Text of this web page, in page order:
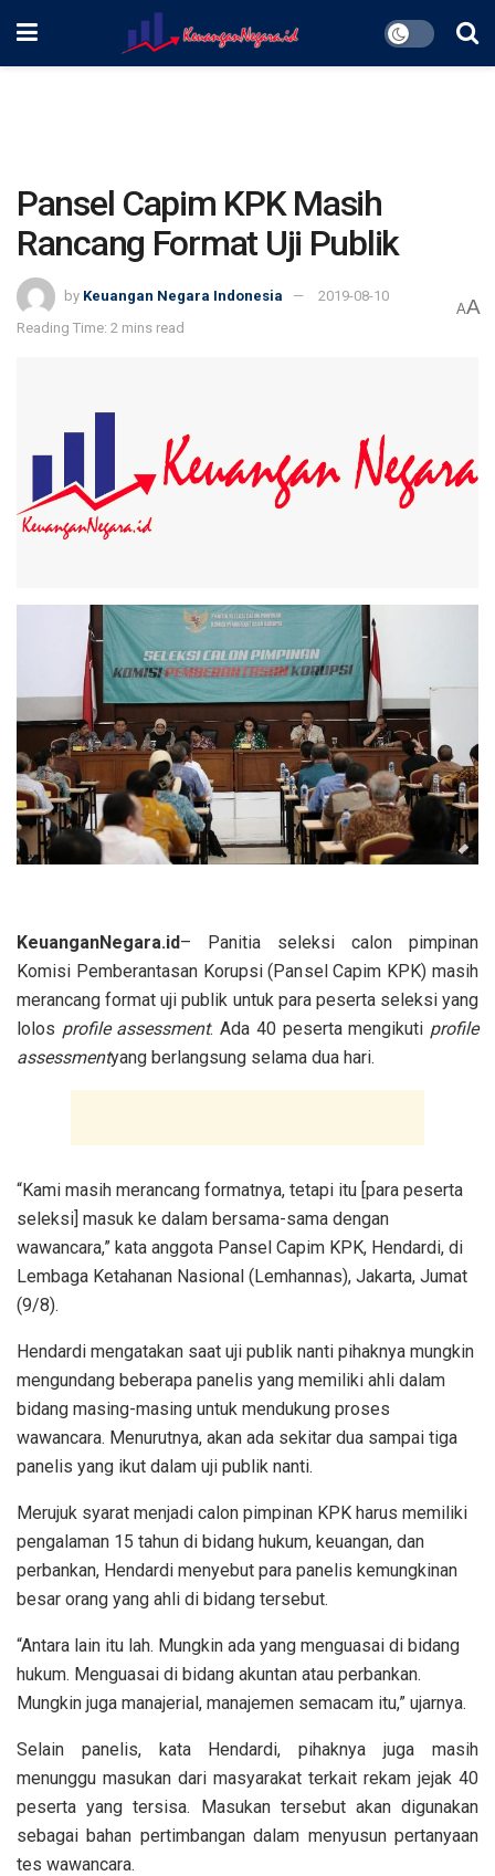
Pansel Capim KPK Masih
Rancang Format Uji Publik
by Keuangan Negara Indonesia
2019-08-10
Reading Time: 2 mins read
AA
KeuanganNegara.id– Panitia seleksi calon pimpinan
Komisi Pemberantasan Korupsi (Pansel Capim KPK) masih
merancang format uji publik untuk para peserta seleksi yang
lolos profile assessment. Ada 40 peserta mengikuti profile
assessmentyang berlangsung selama dua hari.
“Kami masih merancang formatnya, tetapi itu [para peserta
seleksi] masuk ke dalam bersama-sama dengan
wawancara,” kata anggota Pansel Capim KPK, Hendardi, di
Lembaga Ketahanan Nasional (Lemhannas), Jakarta, Jumat
(9/8).
Hendardi mengatakan saat uji publik nanti pihaknya mungkin
mengundang beberapa panelis yang memiliki ahli dalam
bidang masing-masing untuk mendukung proses
wawancara. Menurutnya, akan ada sekitar dua sampai tiga
panelis yang ikut dalam uji publik nanti.
Merujuk syarat menjadi calon pimpinan KPK harus memiliki
pengalaman 15 tahun di bidang hukum, keuangan, dan
perbankan, Hendardi menyebut para panelis kemungkinan
besar orang yang ahli di bidang tersebut.
“Antara lain itu lah. Mungkin ada yang menguasai di bidang
hukum. Menguasai di bidang akuntan atau perbankan.
Mungkin juga manajerial, manajemen semacam itu,” ujarnya.
Selain panelis, kata Hendardi, pihaknya juga masih
menunggu masukan dari masyarakat terkait rekam jejak 40
peserta yang tersisa. Masukan tersebut akan digunakan
sebagai bahan pertimbangan dalam menyusun pertanyaan
tes wawancara.